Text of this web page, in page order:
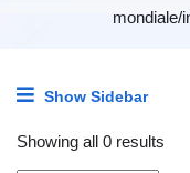
mondiale/
Show Sidebar
Showing all 0 results